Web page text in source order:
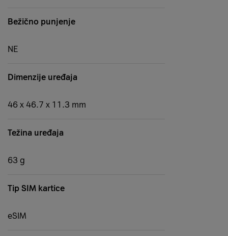
Bežično punjenje
NE
Dimenzije uređaja
46 x 46.7 x 11.3 mm
Težina uređaja
63 g
Tip SIM kartice
eSIM